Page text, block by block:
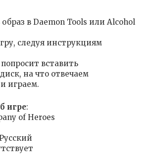
в Daemon Tools или Alcohol
следуя инструкциям
вставить
на что отвечаем
играем.
игре:
of Heroes